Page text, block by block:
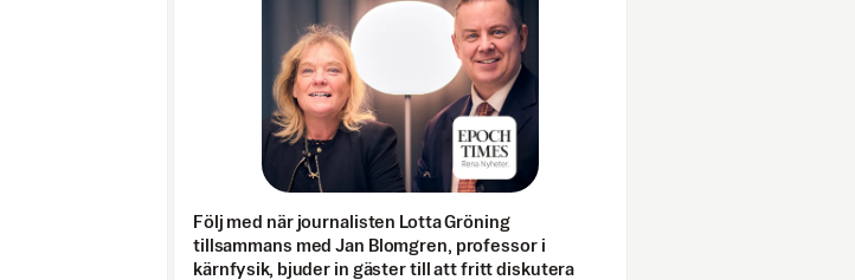
Följ med när journalisten Lotta Gröning
tillsammans med Jan Blomgren, professor i
kärnfysik, bjuder in gäster till att fritt diskutera